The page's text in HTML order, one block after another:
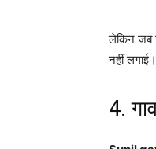
लेकिन जब
नहीं लगाई।
4.